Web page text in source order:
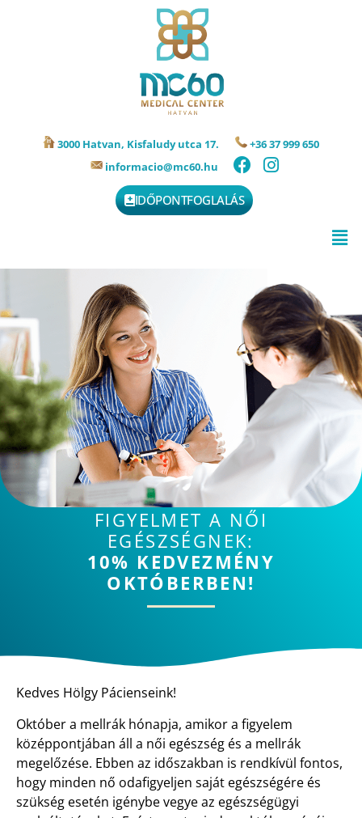
3000 Hatvan, Kisfaludy utca 17.
+36 37 999 650
informacio@mc60.hu
IDŐPONTFOGLALÁS
FIGYELMET A NŐI
EGÉSZSÉGNEK:
10% KEDVEZMÉNY
OKTÓBERBEN!
Kedves Hölgy Pácienseink!
Október a mellrák hónapja, amikor a figyelem
középpontjában áll a női egészség és a mellrák
megelőzése. Ebben az időszakban is rendkívül fontos,
hogy minden nő odafigyeljen saját egészségére és
szükség esetén igénybe vegye az egészségügyi